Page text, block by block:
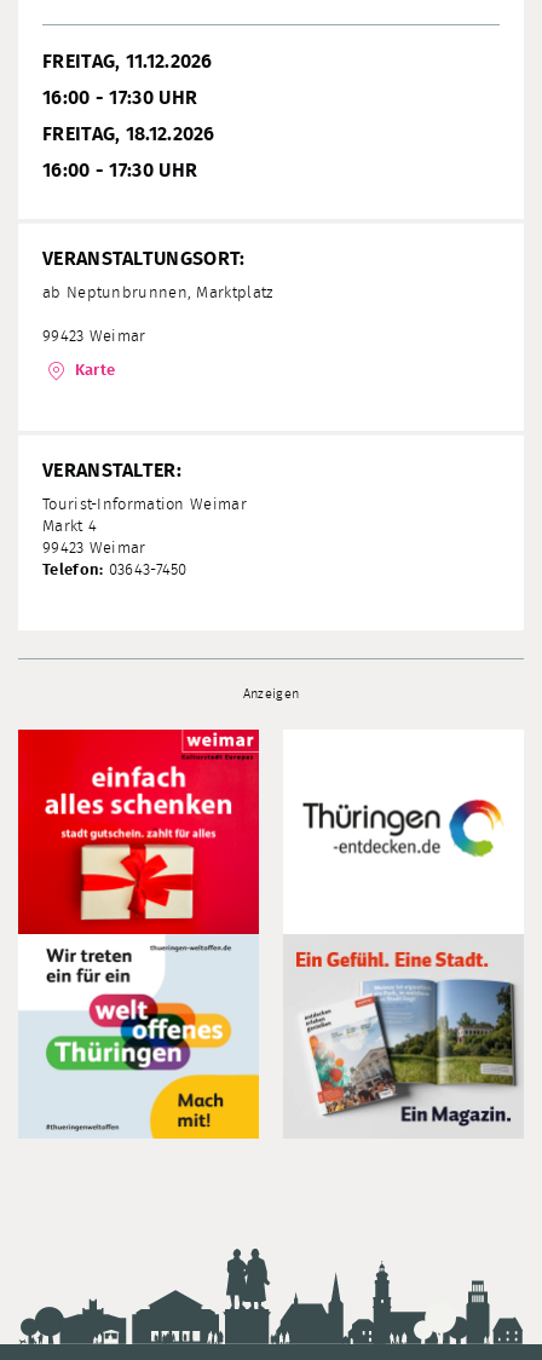
FREITAG, 11.12.2026
16:00 - 17:30 UHR
FREITAG, 18.12.2026
16:00 - 17:30 UHR
VERANSTALTUNGSORT:
ab Neptunbrunnen, Marktplatz
99423 Weimar
Karte
VERANSTALTER:
Tourist-Information Weimar
Markt 4
99423 Weimar
Telefon: 03643-7450
Anzeigen